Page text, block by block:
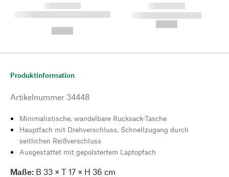
------------
----------- ----------- --------
------------
----------- -----------
Produktinformation
Artikelnummer 34448
Minimalistische, wandelbare Rucksack-Tasche
Hauptfach mit Drehverschluss, Schnellzugang durch
seitlichen Reißverschluss
Ausgestattet mit gepolstertem Laptopfach
Maße: B 33 × T 17 × H 36 cm